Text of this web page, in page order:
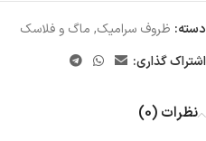
دسته: ظروف سرامیک, ماگ و فلاسک
اشتراک گذاری:
نظرات (0)